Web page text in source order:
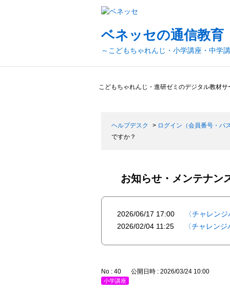
ベネッセの通信教
～こどもちゃれんじ・小学講座・中学
こどもちゃれんじ・進研ゼミのデジタル教材
ヘルプデスク > ログイン（会員番号・パ
ですか？
お知らせ・メンテナン
2026/06/17 17:00
〈チャレン
2026/02/04 11:25
〈チャレン
No : 40 公開日時 : 2026/03/24 10:00
小学講座